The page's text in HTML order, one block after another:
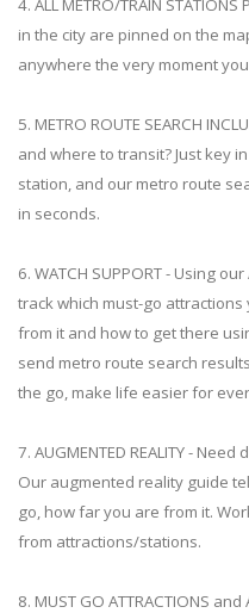
4. ALL METRO/TRAIN
in the city are pinned on the
anywhere the very moment
5. METRO ROUTE SEARCH
and where to transit? Just key
station, and our metro route
in seconds.
6. WATCH SUPPORT - Using
track which must-go
from it and how to get there
send metro route search
the go, make life easier for
7. AUGMENTED REALITY -
Our augmented reality guide
go, how far you are from it.
from attractions/stations.
8. MUST GO ATTRACTIONS and